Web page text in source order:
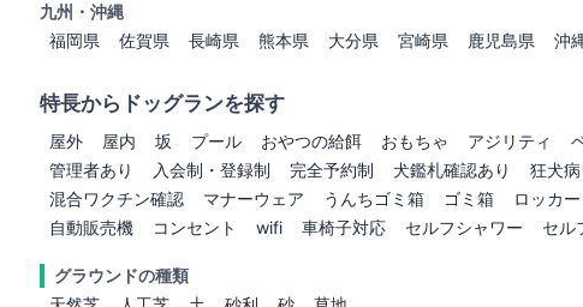
九州・沖縄
福岡県
佐賀県 長崎県 熊本県 大分県 宮崎県 鹿児島県 沖
特長からドッグランを探す
屋外 屋内 坂 プール おやつの給餌 おもちゃ アジリティ
管理者あり
入会制・登録制 完全予約制 犬鑑札確認あり
狂犬
混合ワクチン確認
マナーウェア うんちゴミ箱 ゴミ箱
ロッカー
自動販売機
コンセント wifi 車椅子対応 セルフシャワー セル
グラウンドの種類